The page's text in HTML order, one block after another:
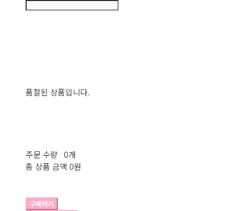
품절된 상품입니다.
주문 수량 0개
총 상품 금액 0원
구매하기